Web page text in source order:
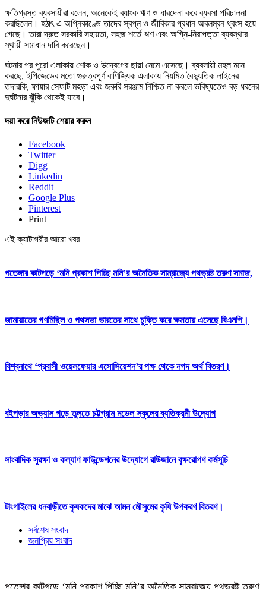
ক্ষতিগ্রস্ত ব্যবসায়ীরা বলেন, অনেকেই ব্যাংক ঋণ ও ধারদেনা করে ব্যবসা পরিচালনা
করছিলেন। হঠাৎ এ অগ্নিকাণ্ডে তাদের স্বপ্ন ও জীবিকার প্রধান অবলম্বন ধ্বংস হয়ে
গেছে। তারা দ্রুত সরকারি সহায়তা, সহজ শর্তে ঋণ এবং অগ্নি-নিরাপত্তা ব্যবস্থার
স্থায়ী সমাধান দাবি করেছেন।
ঘটনার পর পুরো এলাকায় শোক ও উদ্বেগের ছায়া নেমে এসেছে। ব্যবসায়ী মহল মনে
করছে, ইপিজেডের মতো গুরুত্বপূর্ণ বাণিজ্যিক এলাকায় নিয়মিত বৈদ্যুতিক লাইনের
তদারকি, ফায়ার সেফটি মহড়া এবং জরুরি সরঞ্জাম নিশ্চিত না করলে ভবিষ্যতেও বড় ধরনের
দুর্ঘটনার ঝুঁকি থেকেই যাবে।
দয়া করে নিউজটি শেয়ার করুন
Facebook
Twitter
Digg
Linkedin
Reddit
Google Plus
Pinterest
Print
এই ক্যাটাগরীর আরো খবর
পতেঙ্গার কাটগড়ে ‘মনি প্রকাশ পিচ্ছি মনি’র অনৈতিক সাম্রাজ্যে পথভ্রষ্ট তরুণ সমাজ,
জামায়াতের গণমিছিল ও পথসভা ভারতের সাথে চুক্তি করে ক্ষমতায় এসেছে বিএনপি।
বিশ্বনাথে ‘প্রবাসী ওয়েলফেয়ার এসোসিয়েশন’র পক্ষ থেকে নগদ অর্থ বিতরণ।
বইপড়ার অভ্যাস গড়ে তুলতে চট্টগ্রাম মডেল স্কুলের ব্যতিক্রমী উদ্যোগ
সাংবাদিক সুরক্ষা ও কল্যাণ ফাউন্ডেশনের উদ্যোগে রাউজানে বৃক্ষরোপণ কর্মসূচি
টাংগাইলের ধনবাড়ীতে কৃষকদের মাঝে আমন মৌসুমের কৃষি উপকরণ বিতরণ।
সর্বশেষ সংবাদ
জনপ্রিয় সংবাদ